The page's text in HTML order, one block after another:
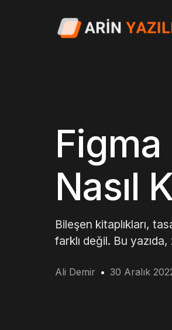
Figma
Nasıl
Bileşen kitaplıkları,
farklı değil. Bu
Ali Demir 30 Aralık